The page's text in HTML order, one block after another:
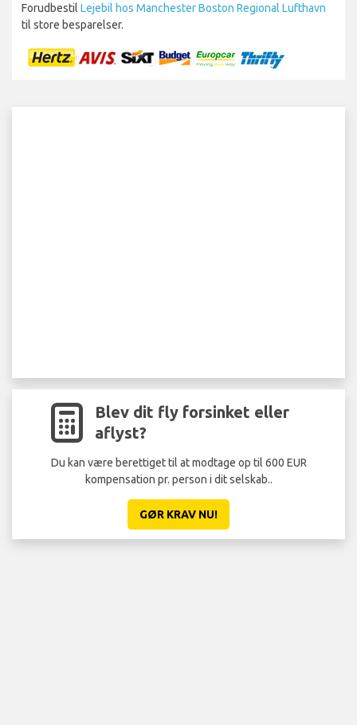
Forudbestil Lejebil hos Manchester Boston Regional Lufthavn
til store besparelser.
Blev dit fly forsinket eller
aflyst?
Du kan være berettiget til at modtage op til 600 EUR
kompensation pr. person i dit selskab..
GØR KRAV NU!